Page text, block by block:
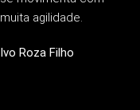
muita agilidade.
Ivo Roza Filho